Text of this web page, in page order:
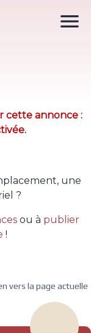
cette annonce :
une
?
ou à publier
!

vers la page actuelle